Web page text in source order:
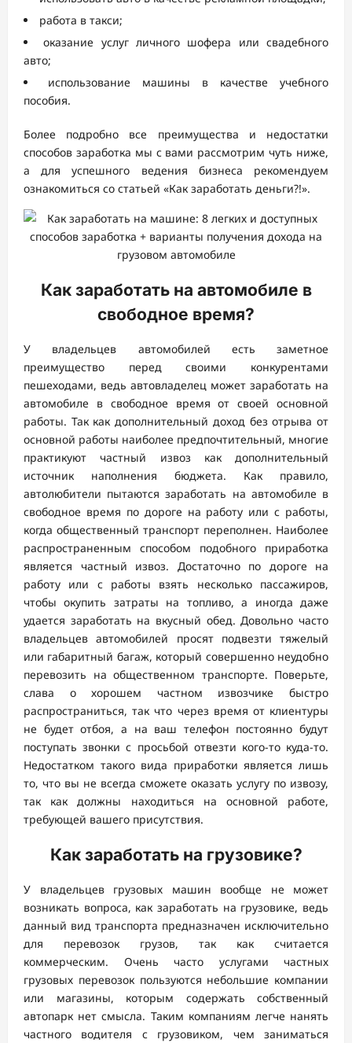
работа в такси;
оказание услуг личного шофера или свадебного
авто;
использование машины в качестве учебного
пособия.
Более подробно все преимущества и недостатки
способов заработка мы с вами рассмотрим чуть ниже,
а для успешного ведения бизнеса рекомендуем
ознакомиться со статьей «Как заработать деньги?!».
Как заработать на автомобиле в
свободное время?
У владельцев автомобилей есть заметное
преимущество перед своими конкурентами
пешеходами, ведь автовладелец может заработать на
автомобиле в свободное время от своей основной
работы. Так как дополнительный доход без отрыва от
основной работы наиболее предпочтительный, многие
практикуют частный извоз как дополнительный
источник наполнения бюджета. Как правило,
автолюбители пытаются заработать на автомобиле в
свободное время по дороге на работу или с работы,
когда общественный транспорт переполнен. Наиболее
распространенным способом подобного приработка
является частный извоз. Достаточно по дороге на
работу или с работы взять несколько пассажиров,
чтобы окупить затраты на топливо, а иногда даже
удается заработать на вкусный обед. Довольно часто
владельцев автомобилей просят подвезти тяжелый
или габаритный багаж, который совершенно неудобно
перевозить на общественном транспорте. Поверьте,
слава о хорошем частном извозчике быстро
распространиться, так что через время от клиентуры
не будет отбоя, а на ваш телефон постоянно будут
поступать звонки с просьбой отвезти кого-то куда-то.
Недостатком такого вида приработки является лишь
то, что вы не всегда сможете оказать услугу по извозу,
так как должны находиться на основной работе,
требующей вашего присутствия.
Как заработать на грузовике?
У владельцев грузовых машин вообще не может
возникать вопроса, как заработать на грузовике, ведь
данный вид транспорта предназначен исключительно
для перевозок грузов, так как считается
коммерческим. Очень часто услугами частных
грузовых перевозок пользуются небольшие компании
или магазины, которым содержать собственный
автопарк нет смысла. Таким компаниям легче нанять
частного водителя с грузовиком, чем заниматься